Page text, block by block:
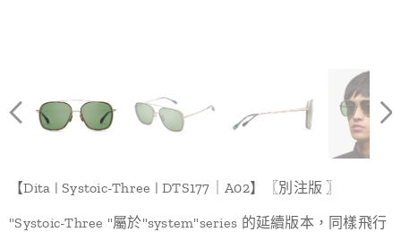
【Dita | Systoic-Three | DTS177｜A02】〖別注版 〗
"Systoic-Three "屬於"system"series 的延續版本，同樣飛行